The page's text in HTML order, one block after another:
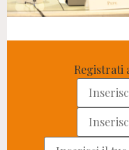
Registrati